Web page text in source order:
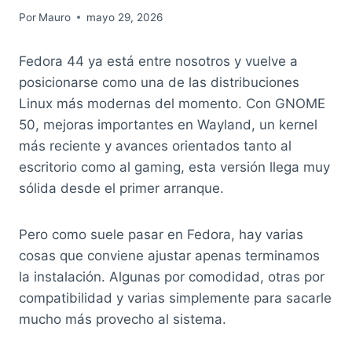
Por Mauro mayo 29, 2026
Fedora 44 ya está entre nosotros y vuelve a
posicionarse como una de las distribuciones
Linux más modernas del momento. Con GNOME
50, mejoras importantes en Wayland, un kernel
más reciente y avances orientados tanto al
escritorio como al gaming, esta versión llega muy
sólida desde el primer arranque.
Pero como suele pasar en Fedora, hay varias
cosas que conviene ajustar apenas terminamos
la instalación. Algunas por comodidad, otras por
compatibilidad y varias simplemente para sacarle
mucho más provecho al sistema.